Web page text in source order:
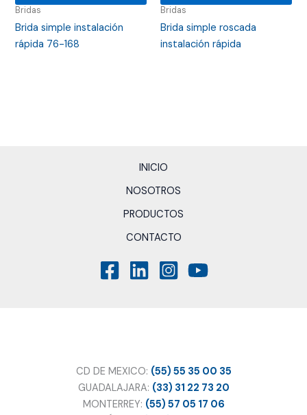
Bridas
Brida simple instalación
rápida 76-168
Bridas
Brida simple roscada
instalación rápida
INICIO
NOSOTROS
PRODUCTOS
CONTACTO
CD DE MEXICO: (55) 55 35 00 35
GUADALAJARA: (33) 31 22 73 20
MONTERREY: (55) 57 05 17 06